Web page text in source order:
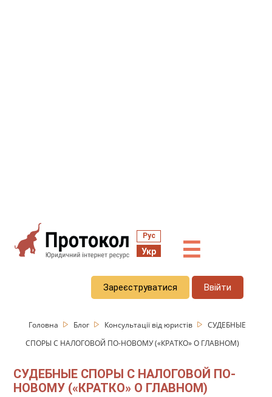
Рус
Укр ☰
Зареєструватися Ввійти
Головна Блог Консультації від юристів
CУДЕБНЫЕ
СПОРЫ С НАЛОГОВОЙ ПО-НОВОМУ («КРАТКО» О ГЛАВНОМ)
CУДЕБНЫЕ СПОРЫ С НАЛОГОВОЙ ПО-
НОВОМУ («КРАТКО» О ГЛАВНОМ)